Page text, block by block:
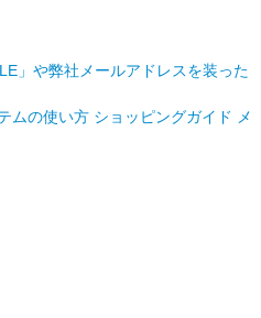
」や弊社メールアドレスを装った
ムの使い方 ショッピングガイド
メ